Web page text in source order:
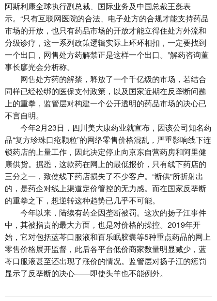
阿斯利康全球执行副总裁、国际业务及中国总裁王磊表
示。“只有互联网医院的合法、电子处方的合规才能支持药品
市场的开放，也只有药品市场的开放才能立得住处方外流和
分级诊疗，这一系列政策逻辑实际上环环相扣，一定要找到
一个出口，网售处方药解禁正是这样一个出口。”解药咨询董
事长廖光会分析称。
网售处方药的解禁，释放了一个千亿级的市场，若结合
同样已经松绑的医保支付政策，以及国家近期在反垄断问题
上的重拳，监管层对构建一个公开透明的药品市场的决心已
不言自明。
今年2月23日，四川美大康药业就宣布，因该公司知名药
品“复方珍珠口疮颗粒”的网络零售价格混乱，严重影响线下连
锁药店的上量工作，因此决定停止向京东自营药房和阿里健
康供货。据悉，这款药在网上的最低报价，只有线下药店的
三分之一，致使线下药店损失了不少客户。“断供”所折射出
的，是药企对线上渠道定价管控的无力感。而在国家反垄断
的重拳之下，想逆转这种趋势已几乎不可能。
今年以来，陆续有药企因垄断被罚。这次的扬子江事件
中，其被指责的最大方面，也是对价格的操控。2019年开
始，它对包括蓝芩口服液和百乐眠胶囊等5种重点药品的网上
零售价格展开监督，此后各平台低价商家数量明显减少，蓝
芩口服液甚至还出现了涨价的情况。监管层对扬子江的惩罚
显示了反垄断的决心——即使头羊也不能例外。